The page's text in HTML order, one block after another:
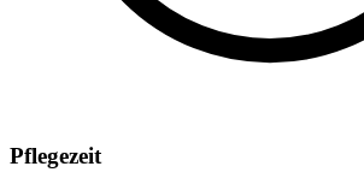
Pflegezeit